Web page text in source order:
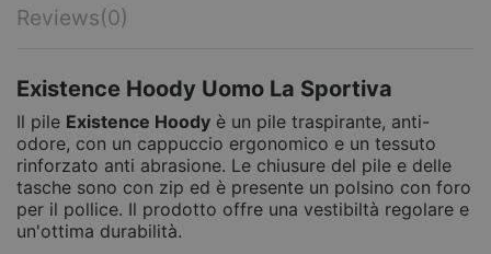
Reviews(0)
Existence Hoody Uomo La Sportiva
Il pile Existence Hoody è un pile traspirante, anti-
odore, con un cappuccio ergonomico e un tessuto
rinforzato anti abrasione. Le chiusure del pile e delle
tasche sono con zip ed è presente un polsino con foro
per il pollice. Il prodotto offre una vestibiltà regolare e
un'ottima durabilità.